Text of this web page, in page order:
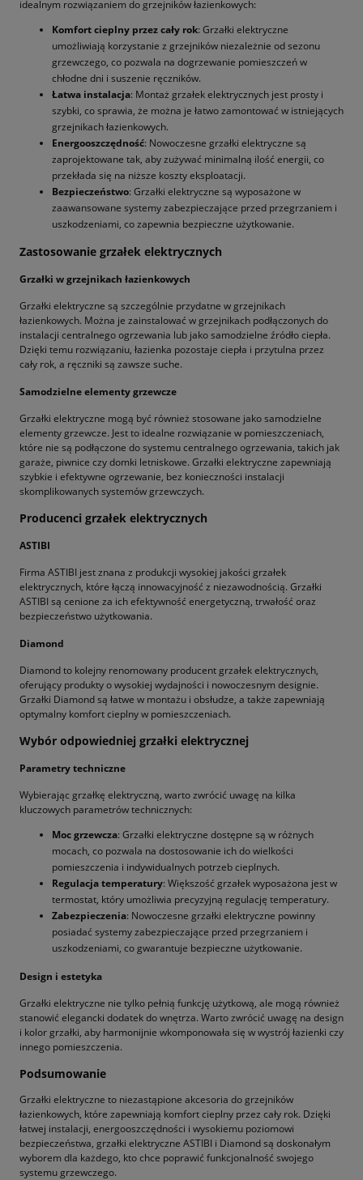
idealnym rozwiązaniem do grzejników łazienkowych:
Komfort cieplny przez cały rok: Grzałki elektryczne
umożliwiają korzystanie z grzejników niezależnie od sezonu
grzewczego, co pozwala na dogrzewanie pomieszczeń w
chłodne dni i suszenie ręczników.
Łatwa instalacja: Montaż grzałek elektrycznych jest prosty i
szybki, co sprawia, że można je łatwo zamontować w istniejących
grzejnikach łazienkowych.
Energooszczędność: Nowoczesne grzałki elektryczne są
zaprojektowane tak, aby zużywać minimalną ilość energii, co
przekłada się na niższe koszty eksploatacji.
Bezpieczeństwo: Grzałki elektryczne są wyposażone w
zaawansowane systemy zabezpieczające przed przegrzaniem i
uszkodzeniami, co zapewnia bezpieczne użytkowanie.
Zastosowanie grzałek elektrycznych
Grzałki w grzejnikach łazienkowych
Grzałki elektryczne są szczególnie przydatne w grzejnikach
łazienkowych. Można je zainstalować w grzejnikach podłączonych do
instalacji centralnego ogrzewania lub jako samodzielne źródło ciepła.
Dzięki temu rozwiązaniu, łazienka pozostaje ciepła i przytulna przez
cały rok, a ręczniki są zawsze suche.
Samodzielne elementy grzewcze
Grzałki elektryczne mogą być również stosowane jako samodzielne
elementy grzewcze. Jest to idealne rozwiązanie w pomieszczeniach,
które nie są podłączone do systemu centralnego ogrzewania, takich jak
garaże, piwnice czy domki letniskowe. Grzałki elektryczne zapewniają
szybkie i efektywne ogrzewanie, bez konieczności instalacji
skomplikowanych systemów grzewczych.
Producenci grzałek elektrycznych
ASTIBI
Firma ASTIBI jest znana z produkcji wysokiej jakości grzałek
elektrycznych, które łączą innowacyjność z niezawodnością. Grzałki
ASTIBI są cenione za ich efektywność energetyczną, trwałość oraz
bezpieczeństwo użytkowania.
Diamond
Diamond to kolejny renomowany producent grzałek elektrycznych,
oferujący produkty o wysokiej wydajności i nowoczesnym designie.
Grzałki Diamond są łatwe w montażu i obsłudze, a także zapewniają
optymalny komfort cieplny w pomieszczeniach.
Wybór odpowiedniej grzałki elektrycznej
Parametry techniczne
Wybierając grzałkę elektryczną, warto zwrócić uwagę na kilka
kluczowych parametrów technicznych:
Moc grzewcza: Grzałki elektryczne dostępne są w różnych
mocach, co pozwala na dostosowanie ich do wielkości
pomieszczenia i indywidualnych potrzeb cieplnych.
Regulacja temperatury: Większość grzałek wyposażona jest w
termostat, który umożliwia precyzyjną regulację temperatury.
Zabezpieczenia: Nowoczesne grzałki elektryczne powinny
posiadać systemy zabezpieczające przed przegrzaniem i
uszkodzeniami, co gwarantuje bezpieczne użytkowanie.
Design i estetyka
Grzałki elektryczne nie tylko pełnią funkcję użytkową, ale mogą również
stanowić elegancki dodatek do wnętrza. Warto zwrócić uwagę na design
i kolor grzałki, aby harmonijnie wkomponowała się w wystrój łazienki czy
innego pomieszczenia.
Podsumowanie
Grzałki elektryczne to niezastąpione akcesoria do grzejników
łazienkowych, które zapewniają komfort cieplny przez cały rok. Dzięki
łatwej instalacji, energooszczędności i wysokiemu poziomowi
bezpieczeństwa, grzałki elektryczne ASTIBI i Diamond są doskonałym
wyborem dla każdego, kto chce poprawić funkcjonalność swojego
systemu grzewczego.